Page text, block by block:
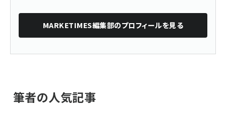
MARKETIMES編集部のプロフィールを見る
筆者の人気記事